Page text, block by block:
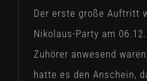
Der erste große Auftritt
Nikolaus-Party am
Zuhörer anwesend
hatte es den Anschein,